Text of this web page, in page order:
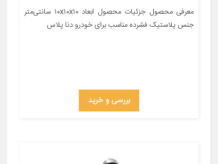
معرفی محصول جزئیات محصول ابعاد ۱۰x۱۰x۱۰ سانتی‌متر
جنس پلاستیک فشرده مناسب برای خودرو دنا پلاس
بررسی و خرید